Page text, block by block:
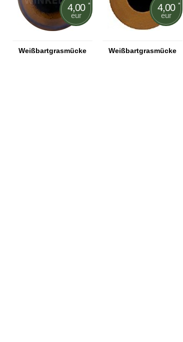
4,00 *
eur
Weißbartgrasmücke
4,00 *
eur
Weißbartgrasmücke